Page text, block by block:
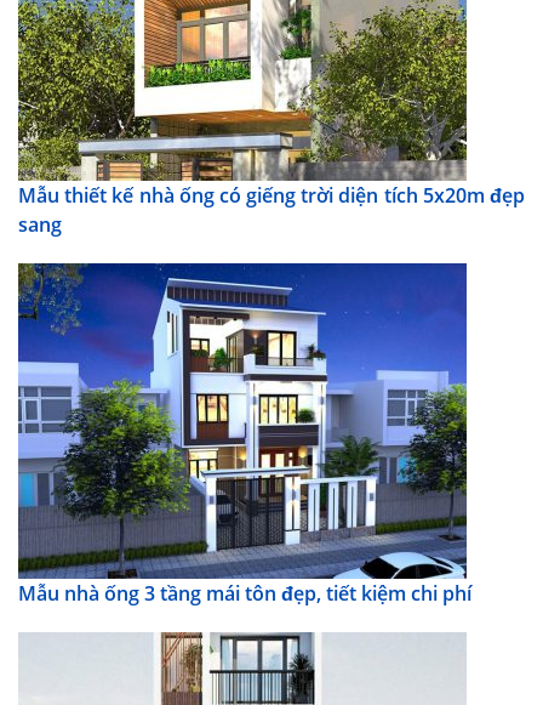
Mẫu thiết kế nhà ống có giếng trời diện tích 5x20m đẹp
sang
Mẫu nhà ống 3 tầng mái tôn đẹp, tiết kiệm chi phí